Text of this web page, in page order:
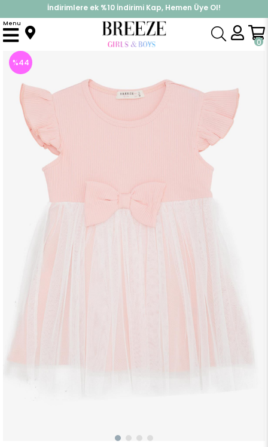
%30 Sepette Yaz İndirimi, Hemen Al!
İndirimlere ek %10 İndirimi Kap, Hemen Üye Ol!
0
Menu
Anasayfa Elbise Modelleri Yazlık Elbise Kız Çocuk Elbise Fiyonklu Tüllü Somon (6 Yaş)
%44
İndirim